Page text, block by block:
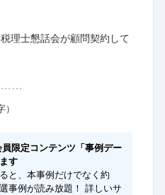
理士懇話会が顧問契約して
限定コンテンツ「事例デー
す
と、本事例だけでなく約
事例が読み放題！ 詳しいサ